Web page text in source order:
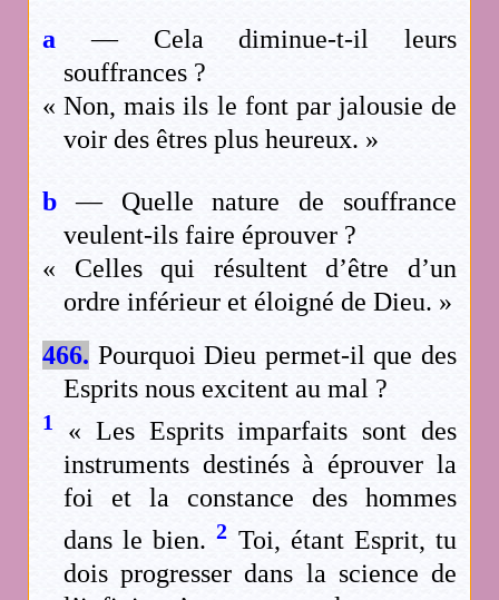
a — Cela diminue-t-il leurs
souffrances ?
« Non, mais ils le font par jalousie de
voir des êtres plus heureux. »
b — Quelle nature de souffrance
veulent-ils faire éprouver ?
« Celles qui résultent d’être d’un
ordre inférieur et éloigné de Dieu. »
466. Pourquoi Dieu permet-il que des
Esprits nous excitent au mal ?
1
« Les Esprits imparfaits sont des
instruments destinés à éprouver la
foi et la constance des hommes
dans le bien.2 Toi, étant Esprit, tu
dois progresser dans la science de